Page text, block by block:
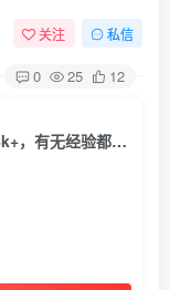
关注 私信
0 25 12
小红书影视玩法网盘拉新项目，每月多賺4k+，有无经验都可以做，普通人最好的副业选择